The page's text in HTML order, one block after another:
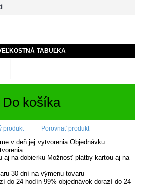
TABUĽKA
Do košíka
produkt Porovnať produkt
Objednávku
Možnosť platby kartou aj na
30 dní na výmenu tovaru
99% objednávok dorazí do 24